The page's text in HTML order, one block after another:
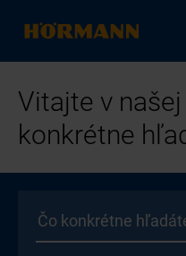
Vitajte v
konkrétne